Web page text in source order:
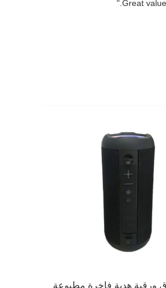
ورقية هدية فاخرة مطبوعة